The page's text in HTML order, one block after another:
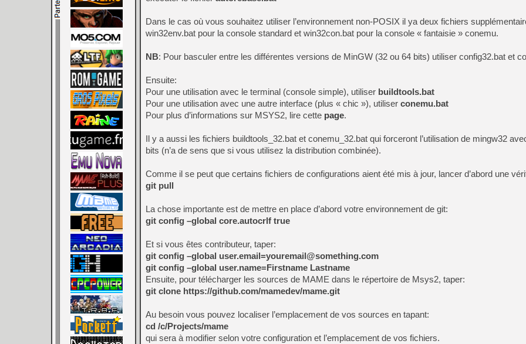
[GK] No More Room in
[GK] Un chatbot Atelier
[GK] Mémoire cash -
[GK] Nvidia : le prix des
[GK] Suikoden Star Leap
[Mo5] La mini borne
[GK] Le studio de FIFA
[GK] La PlayStation 1 en
[GK] GTA 6 : Rockstar
Dans le cas où vous souhaitez utiliser l’environnement non-POSIX il ya deux fichiers
win32env.bat pour la console standard et win32con.bat pour la console « fantaisie » conemu.
NB: Pour basculer entre les différentes versions de MinGW (32 ou 64 bits) utiliser config32.bat et
Ensuite:
Pour une utilisation avec le terminal (console simple), utiliser buildtools.bat
Pour une utilisation avec une autre interface (plus « chic »), utiliser conemu.bat
Pour plus d’informations sur MSYS2, lire cette page.
Il y a aussi les fichiers buildtools_32.bat et conemu_32.bat qui forceront l’utilisation de mingw32
bits (n’a de sens que si vous utilisez la distribution combinée).
Comme il se peut que certains fichiers de configurations aient été mis à jour, lancer d’abord une
git pull
La chose importante est de mettre en place d’abord votre environnement de git:
git config –global core.autocrlf true
Et si vous êtes contributeur, taper:
git config –global user.email=youremail@something.com
git config –global user.name=Firstname Lastname
Ensuite, pour télécharger les sources de MAME dans le répertoire de Msys2, taper:
git clone https://github.com/mamedev/mame.git
Au besoin vous pouvez localiser l’emplacement de vos sources en tapant:
cd /c/Projects/mame
qui sera à modifier selon votre configuration et l’emplacement de vos fichiers.